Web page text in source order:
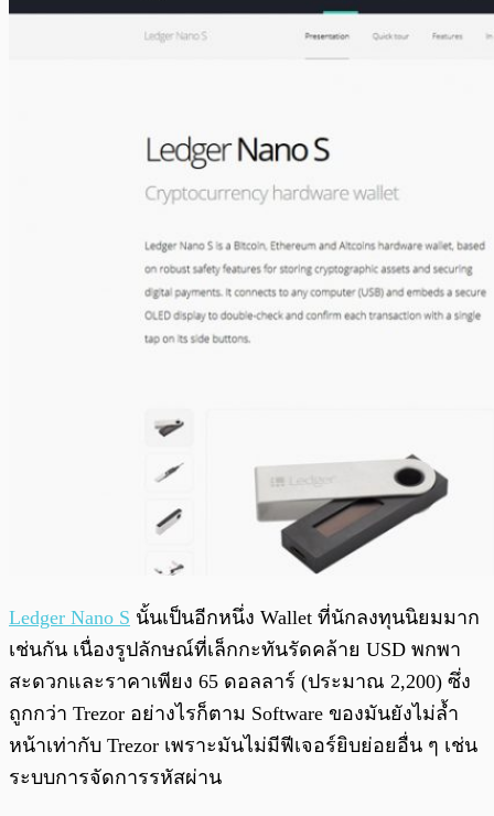
Ledger Nano S นั้นเป็นอีกหนึ่ง Wallet ที่นักลงทุนนิยมมาก
เช่นกัน เนื่องรูปลักษณ์ที่เล็กกะทันรัดคล้าย USD พกพา
สะดวกและราคาเพียง 65 ดอลลาร์ (ประมาณ 2,200) ซึ่ง
ถูกกว่า Trezor อย่างไรก็ตาม Software ของมันยังไม่ล้ำ
หน้าเท่ากับ Trezor เพราะมันไม่มีฟีเจอร์ยิบย่อยอื่น ๆ เช่น
ระบบการจัดการรหัสผ่าน